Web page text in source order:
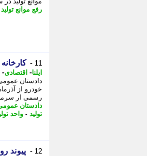
رفع موانع تولید
11 - کارخانه و سردخانه
ایلنا- اقتصادی-
دادستان
رسمی از
دادستان
تولید - واحد
12 - پیوند